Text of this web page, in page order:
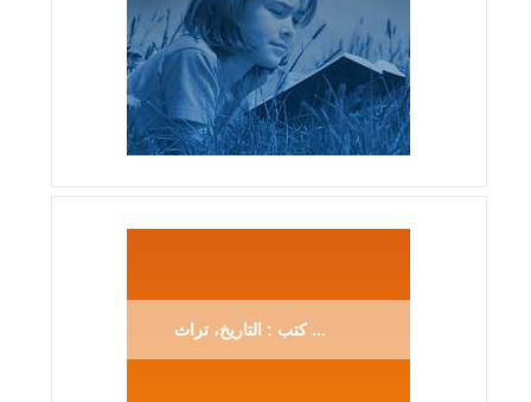
كتب : التاريخ، تراث ...